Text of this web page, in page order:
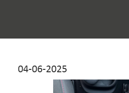
04-06-2025